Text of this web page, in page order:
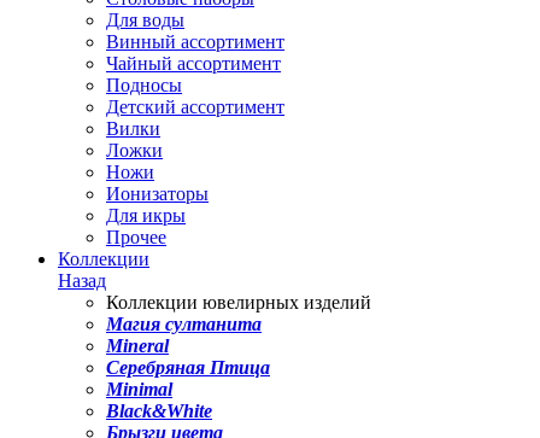
Для воды
Винный ассортимент
Чайный ассортимент
Подносы
Детский ассортимент
Вилки
Ложки
Ножи
Ионизаторы
Для икры
Прочее
Коллекции
Назад
Коллекции ювелирных изделий
Магия султанита
Mineral
Серебряная Птица
Minimal
Black&White
Брызги цвета